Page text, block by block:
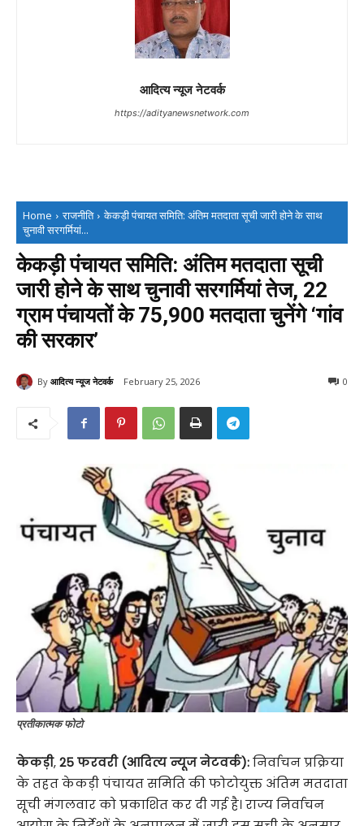
आदित्य न्यूज नेटवर्क
https://adityanewsnetwork.com